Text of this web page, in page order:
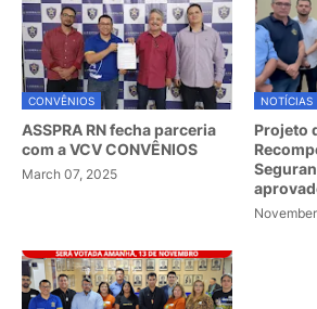
CONVÊNIOS
ASSPRA RN fecha parceria
com a VCV CONVÊNIOS
March 07, 2025
NOTÍCIAS
Projeto